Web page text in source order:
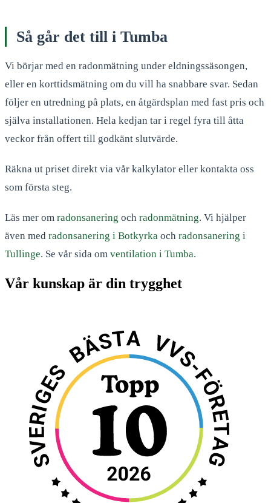
Så går det till i Tumba
Vi börjar med en radonmätning under eldningssäsongen,
eller en korttidsmätning om du vill ha snabbare svar. Sedan
följer en utredning på plats, en åtgärdsplan med fast pris och
själva installationen. Hela kedjan tar i regel fyra till åtta
veckor från offert till godkänt slutvärde.
Räkna ut priset direkt via vår kalkylator eller kontakta oss
som första steg.
Läs mer om radonsanering och radonmätning. Vi hjälper
även med radonsanering i Botkyrka och radonsanering i
Tullinge. Se vår sida om ventilation i Tumba.
Vår kunskap är din trygghet